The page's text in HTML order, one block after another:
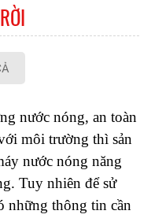
nước nóng, an toàn
môi trường thì sản
nước nóng năng
Tuy nhiên để sử
những thông tin cần